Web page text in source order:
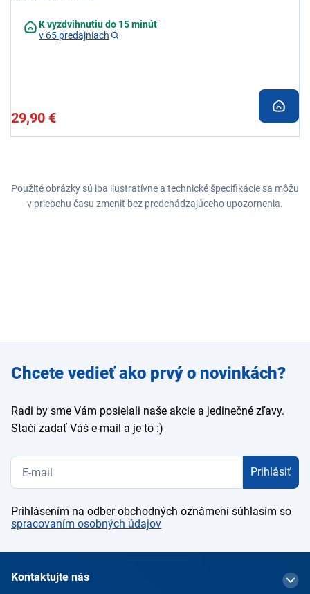
K vyzdvihnutiu do 15 minút
v 65 predajniach
29,90 €
Použité obrázky sú iba ilustratívne a technické špecifikácie sa môžu
v priebehu času zmeniť bez predchádzajúceho upozornenia.
Zadajte
e-mail
Chcete vedieť ako prvý o novinkách?
Radi by sme Vám posielali naše akcie a jedinečné zľavy.
Stačí zadať Váš e-mail a je to :)
Prihlásiť
Prihlásením na odber obchodných oznámení súhlasím so
spracovaním osobných údajov
Kontaktujte nás